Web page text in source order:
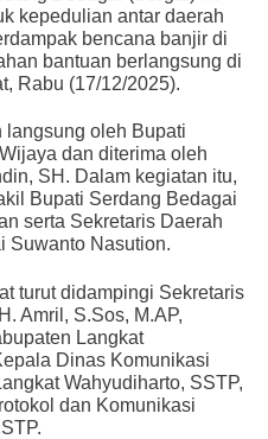
kepedulian antar daerah
bencana banjir di
bantuan berlangsung di
Rabu (17/12/2025).
langsung oleh Bupati
dan diterima oleh
SH. Dalam kegiatan itu,
Bupati Serdang Bedagai
serta Sekretaris Daerah
Suwanto Nasution.
turut didampingi Sekretaris
Amril, S.Sos, M.AP,
Langkat
Dinas Komunikasi
Wahyudiharto, SSTP,
dan Komunikasi